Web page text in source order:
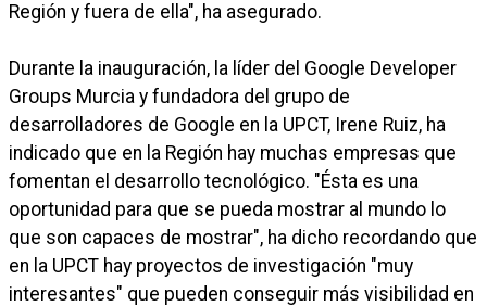
Región y fuera de ella", ha asegurado.
Durante la inauguración, la líder del Google Developer
Groups Murcia y fundadora del grupo de
desarrolladores de Google en la UPCT, Irene Ruiz, ha
indicado que en la Región hay muchas empresas que
fomentan el desarrollo tecnológico. "Ésta es una
oportunidad para que se pueda mostrar al mundo lo
que son capaces de mostrar", ha dicho recordando que
en la UPCT hay proyectos de investigación "muy
interesantes" que pueden conseguir más visibilidad en